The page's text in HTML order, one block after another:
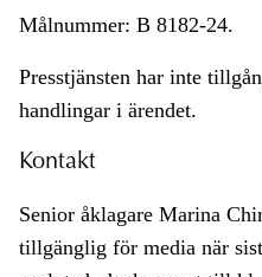
Målnummer: B 8182-24.
Presstjänsten har inte
handlingar i ärendet.
Kontakt
Senior åklagare Marina
tillgänglig för media när